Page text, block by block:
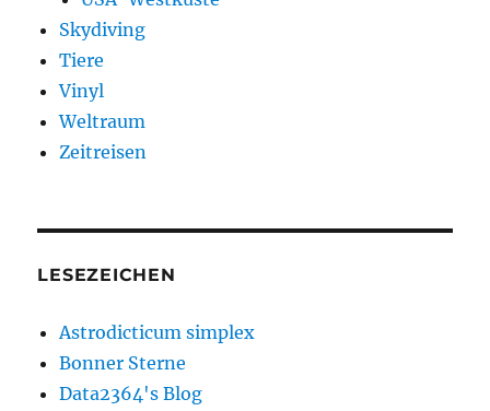
Skydiving
Tiere
Vinyl
Weltraum
Zeitreisen
LESEZEICHEN
Astrodicticum simplex
Bonner Sterne
Data2364's Blog